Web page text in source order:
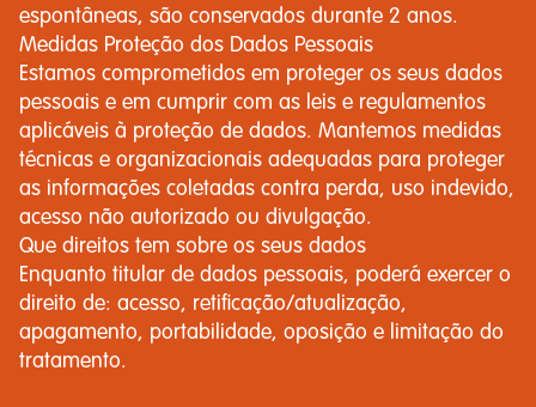
espontâneas, são conservados durante 2 anos.
Medidas Proteção dos Dados Pessoais
Estamos comprometidos em proteger os seus dados
pessoais e em cumprir com as leis e regulamentos
aplicáveis ​​à proteção de dados. Mantemos medidas
técnicas e organizacionais adequadas para proteger
as informações coletadas contra perda, uso indevido,
acesso não autorizado ou divulgação.
Que direitos tem sobre os seus dados
Enquanto titular de dados pessoais, poderá exercer o
direito de: acesso, retificação/atualização,
apagamento, portabilidade, oposição e limitação do
tratamento.